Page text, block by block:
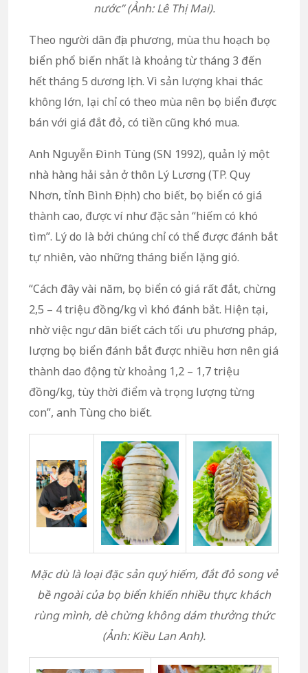
nước” (Ảnh: Lê Thị Mai).
Theo người dân địa phương, mùa thu hoạch bọ
biển phổ biến nhất là khoảng từ tháng 3 đến
hết tháng 5 dương lịch. Vì sản lượng khai thác
không lớn, lại chỉ có theo mùa nên bọ biển được
bán với giá đắt đỏ, có tiền cũng khó mua.
Anh Nguyễn Đình Tùng (SN 1992), quản lý một
nhà hàng hải sản ở thôn Lý Lương (TP. Quy
Nhơn, tỉnh Bình Định) cho biết, bọ biển có giá
thành cao, được ví như đặc sản “hiếm có khó
tìm”. Lý do là bởi chúng chỉ có thể được đánh bắt
tự nhiên, vào những tháng biển lặng gió.
“Cách đây vài năm, bọ biển có giá rất đắt, chừng
2,5 – 4 triệu đồng/kg vì khó đánh bắt. Hiện tại,
nhờ việc ngư dân biết cách tối ưu phương pháp,
lượng bọ biển đánh bắt được nhiều hơn nên giá
thành dao động từ khoảng 1,2 – 1,7 triệu
đồng/kg, tùy thời điểm và trọng lượng từng
con”, anh Tùng cho biết.
Mặc dù là loại đặc sản quý hiếm, đắt đỏ song vẻ
bề ngoài của bọ biển khiến nhiều thực khách
rùng mình, dè chừng không dám thưởng thức
(Ảnh: Kiều Lan Anh).